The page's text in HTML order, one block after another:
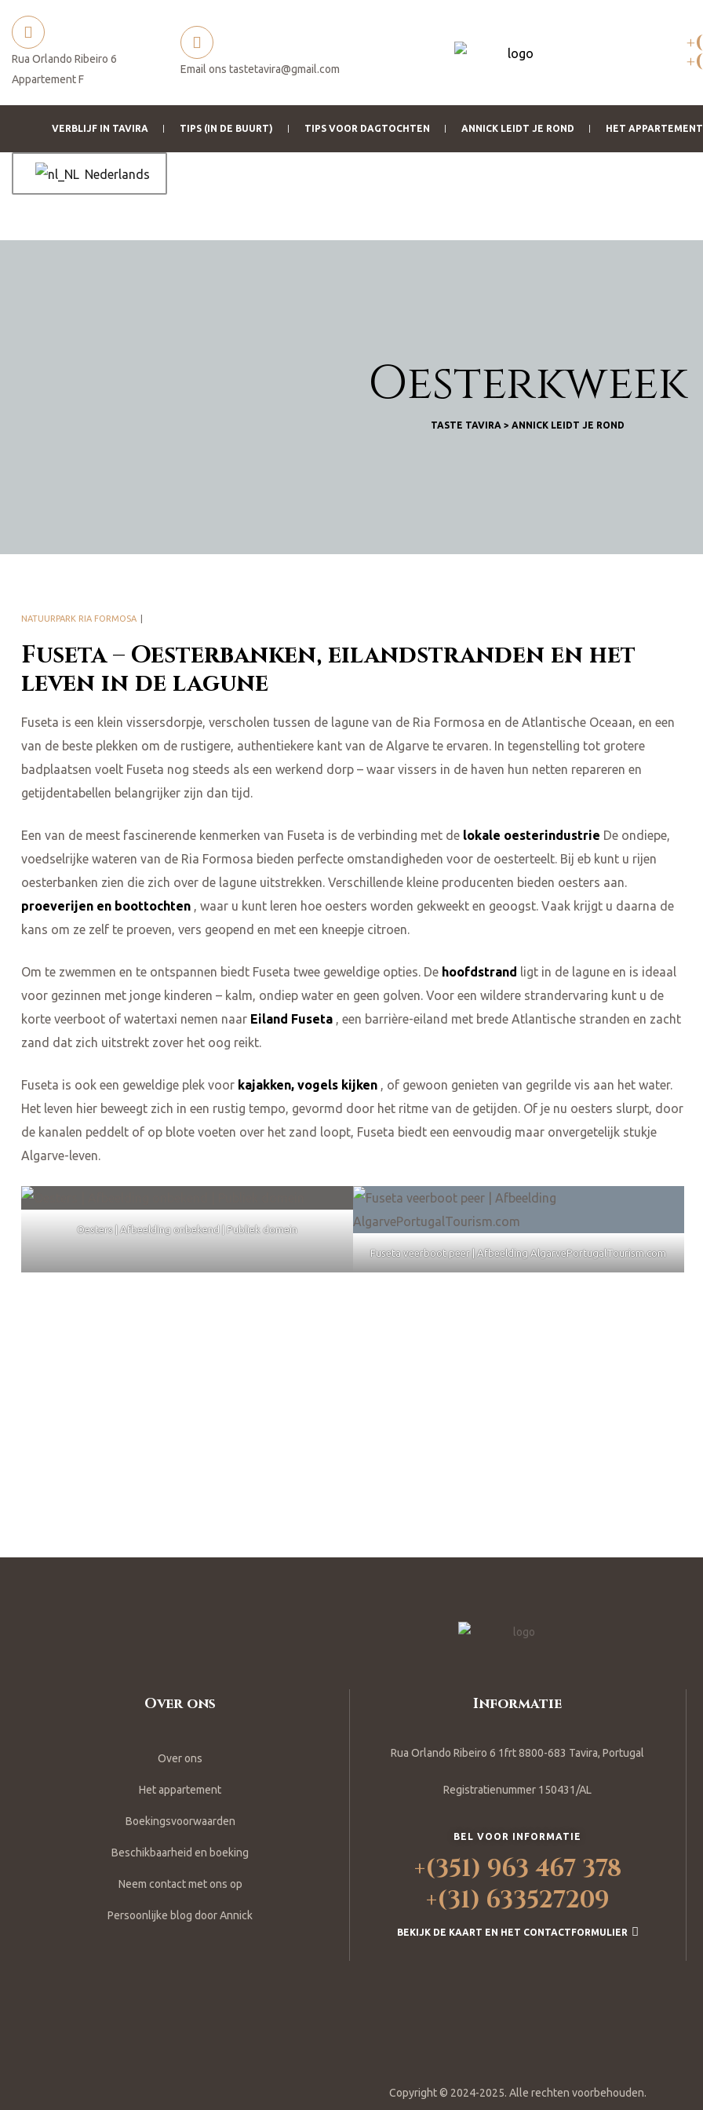
Rua Orlando Ribeiro 6
Appartement F
Email ons tastetavira@gmail.com
VERBLIJF IN TAVIRA TIPS (IN DE BUURT) TIPS VOOR DAGTOCHTEN ANNICK LEIDT JE ROND HET APPARTEMENT
Nederlands
Oesterkweek
TASTE TAVIRA > ANNICK LEIDT JE ROND
Fuseta – Oesterbanken, eilandstranden en het
leven in de lagune
NATUURPARK RIA FORMOSA
Fuseta is een klein vissersdorpje, verscholen tussen de lagune van de Ria Formosa en de Atlantische Oceaan, en een
van de beste plekken om de rustigere, authentiekere kant van de Algarve te ervaren. In tegenstelling tot grotere
badplaatsen voelt Fuseta nog steeds als een werkend dorp – waar vissers in de haven hun netten repareren en
getijdentabellen belangrijker zijn dan tijd.
Een van de meest fascinerende kenmerken van Fuseta is de verbinding met de lokale oesterindustrie De ondiepe,
voedselrijke wateren van de Ria Formosa bieden perfecte omstandigheden voor de oesterteelt. Bij eb kunt u rijen
oesterbanken zien die zich over de lagune uitstrekken. Verschillende kleine producenten bieden oesters aan.
proeverijen en boottochten , waar u kunt leren hoe oesters worden gekweekt en geoogst. Vaak krijgt u daarna de
kans om ze zelf te proeven, vers geopend en met een kneepje citroen.
Om te zwemmen en te ontspannen biedt Fuseta twee geweldige opties. De hoofdstrand ligt in de lagune en is ideaal
voor gezinnen met jonge kinderen – kalm, ondiep water en geen golven. Voor een wildere strandervaring kunt u de
korte veerboot of watertaxi nemen naar Eiland Fuseta , een barrière-eiland met brede Atlantische stranden en zacht
zand dat zich uitstrekt zover het oog reikt.
Fuseta is ook een geweldige plek voor kajakken, vogels kijken , of gewoon genieten van gegrilde vis aan het water.
Het leven hier beweegt zich in een rustig tempo, gevormd door het ritme van de getijden. Of je nu oesters slurpt, door
de kanalen peddelt of op blote voeten over het zand loopt, Fuseta biedt een eenvoudig maar onvergetelijk stukje
Algarve-leven.
Oesters | Afbeelding onbekend | Publiek domein
Fuseta veerboot peer | Afbeelding AlgarvePortugalTourism.com
Over ons
Over ons
Het appartement
Boekingsvoorwaarden
Beschikbaarheid en boeking
Neem contact met ons op
Persoonlijke blog door Annick
Informatie
Rua Orlando Ribeiro 6 1frt 8800-683 Tavira, Portugal
Registratienummer 150431/AL
BEL VOOR INFORMATIE
+(351) 963 467 378
+(31) 633527209
BEKIJK DE KAART EN HET CONTACTFORMULIER
Copyright © 2024-2025. Alle rechten voorbehouden.